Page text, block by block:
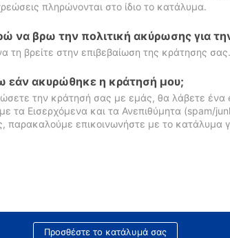
πληρώνονται στο ίδιο το κατάλυμα.
να βρω την πολιτική ακύρωσης για
τη βρείτε στην επιβεβαίωση της κράτησης σας.
εάν ακυρώθηκε η κράτησή μου;
την κράτησή σας με εμάς, θα λάβετε ένα
τα Εισερχόμενα και τα Ανεπιθύμητα (spam/
παρακαλούμε επικοινωνήστε με το κατάλυμα
Προσθέστε το κατάλυμά σας